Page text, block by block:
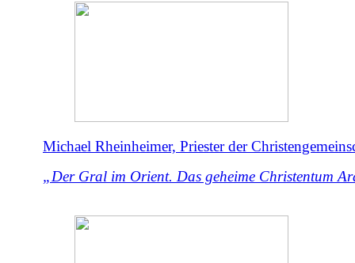
Michael Rheinheimer, Priester der
„Der Gral im Orient. Das geheime Christentum